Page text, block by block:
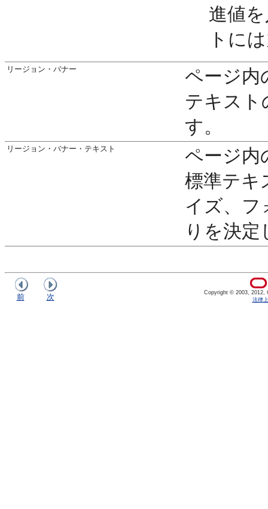
進値
トに
リージョン・バナー
ページ内
テキスト
す。
リージョン・バナー・テキスト
ページ内
標準テキ
イズ、フ
りを決定
前 次
Copyright © 2003, 2012,
法律